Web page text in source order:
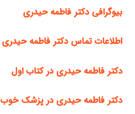
بیوگرافی دکتر فاطمه حیدری
اطلاعات تماس دکتر فاطمه حیدری
دکتر فاطمه حیدری در کتاب اول
دکتر فاطمه حیدری در پزشک خوب